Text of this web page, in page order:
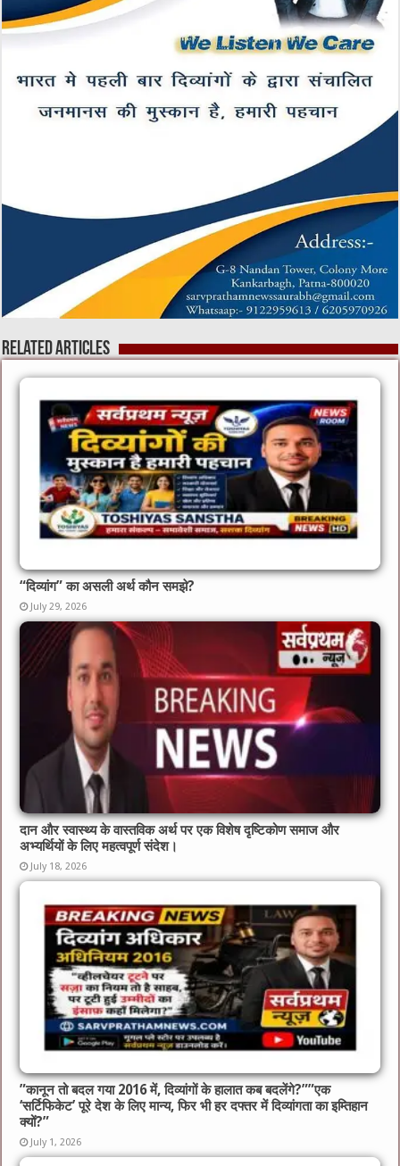
Related Articles
“दिव्यांग” का असली अर्थ कौन समझे?
July 29, 2026
दान और स्वास्थ्य के वास्तविक अर्थ पर एक विशेष दृष्टिकोण समाज और
अभ्यर्थियों के लिए महत्वपूर्ण संदेश।
July 18, 2026
​”कानून तो बदल गया 2016 में, दिव्यांगों के हालात कब बदलेंगे?”​”एक
‘सर्टिफिकेट’ पूरे देश के लिए मान्य, फिर भी हर दफ्तर में दिव्यांगता का इम्तिहान
क्यों?”
July 1, 2026